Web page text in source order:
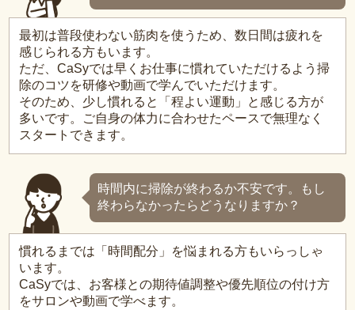
最初は普段使わない筋肉を使うため、数日間は疲れを
感じられる方もいます。
ただ、CaSyでは早くお仕事に慣れていただけるよう掃
除のコツを研修や動画で学んでいただけます。
そのため、少し慣れると「程よい運動」と感じる方が
多いです。ご自身の体力に合わせたペースで無理なく
スタートできます。
時間内に掃除が終わるか不安です。もし
終わらなかったらどうなりますか？
慣れるまでは「時間配分」を悩まれる方もいらっしゃ
います。
CaSyでは、お客様との期待値調整や優先順位の付け方
をサロンや動画で学べます。